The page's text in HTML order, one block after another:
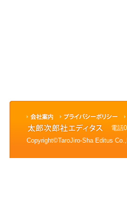
電話
Copyright©TaroJiro-Sha Editus